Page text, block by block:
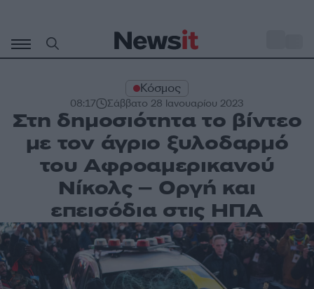
περιεχόμενο
Κόσμος
08:17 Σάββατο 28 Ιανουαρίου 2023
Στη δημοσιότητα το βίντεο
με τον άγριο ξυλοδαρμό
του Αφροαμερικανού
Νίκολς – Οργή και
επεισόδια στις ΗΠΑ